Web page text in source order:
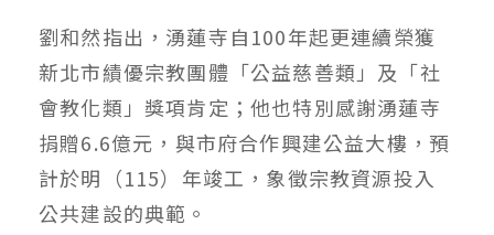
劉和然指出，湧蓮寺自100年起更連續榮獲
新北市績優宗教團體「公益慈善類」及「社
會教化類」獎項肯定；他也特別感謝湧蓮寺
捐贈6.6億元，與市府合作興建公益大樓，預
計於明（115）年竣工，象徵宗教資源投入
公共建設的典範。